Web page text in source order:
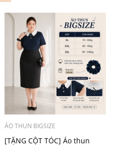
ÁO THUN BIGSIZE
[TẶNG CỘT TÓC] Áo thun